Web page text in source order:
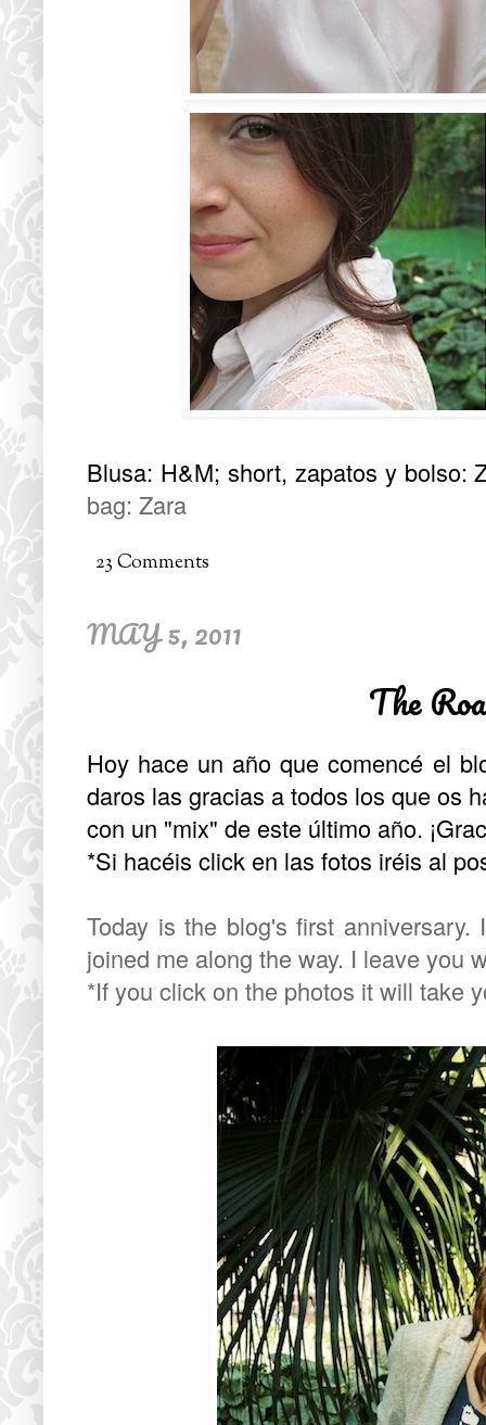
Blusa: H&M; short, zapatos y bolso:
bag: Zara
23 Comments
MAY 5, 2011
The
Hoy hace un año que comencé el
daros las gracias a todos los que os
con un "mix" de este último año.
*Si hacéis click en las fotos iréis al
Today is the blog's first
joined me along the way. I leave you
*If you click on the photos it will take